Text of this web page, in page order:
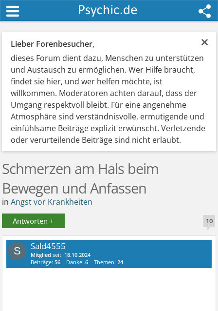
×
Lieber Forenbesucher,
dieses Forum dient dazu, Menschen zu unterstützen
und Austausch zu ermöglichen. Wer Hilfe braucht,
findet sie hier, und wer helfen möchte, ist
willkommen. Moderatoren achten darauf, dass der
Umgang respektvoll bleibt. Für eine angenehme
Atmosphäre sind verständnisvolle, ermutigende und
einfühlsame Beiträge explizit erwünscht. Verletzende
oder verurteilende Beiträge sind nicht erlaubt.
Schmerzen am Hals beim
Bewegen und Anfassen
inAngst vor Krankheiten
Antworten + 10
S Sald4555
Mitglied seit: 18.10.2024
Beiträge:56 Danke:6 Themen:24